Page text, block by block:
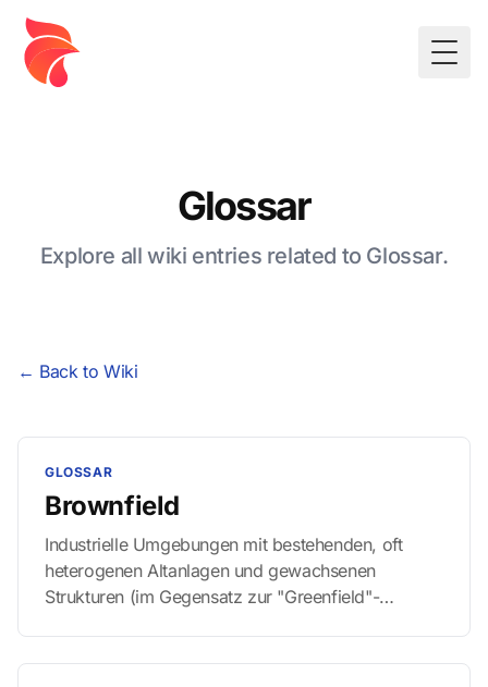
Glossar
Explore all wiki entries related to Glossar.
← Back to Wiki
GLOSSAR
Brownfield
Industrielle Umgebungen mit bestehenden, oft
heterogenen Altanlagen und gewachsenen
Strukturen (im Gegensatz zur "Greenfield"-